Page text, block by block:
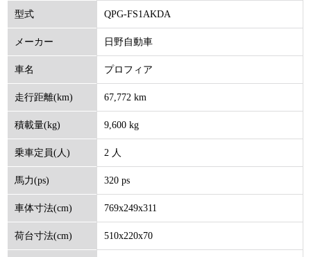
型式 QPG-FS1AKDA
メーカー 日野自動車
車名 プロフィア
走行距離(km) 67,772 km
積載量(kg) 9,600 kg
乗車定員(人) 2 人
馬力(ps) 320 ps
車体寸法(cm) 769x249x311
荷台寸法(cm) 510x220x70